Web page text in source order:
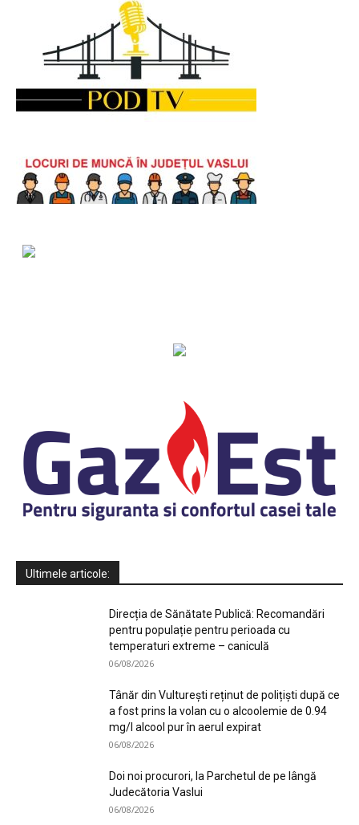
Ultimele articole:
Direcția de Sănătate Publică: Recomandări
pentru populație pentru perioada cu
temperaturi extreme – caniculă
06/08/2026
Tânăr din Vulturești reținut de polițiști după ce
a fost prins la volan cu o alcoolemie de 0.94
mg/l alcool pur în aerul expirat
06/08/2026
Doi noi procurori, la Parchetul de pe lângă
Judecătoria Vaslui
06/08/2026